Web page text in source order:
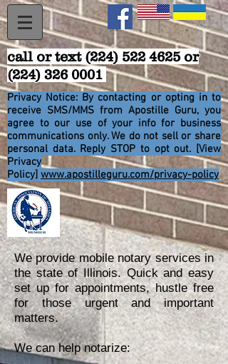
call or text (224) 522 4625or
(224) 326 0001
Privacy Notice: By contacting or opting in to
receive SMS/MMS from Apostille Guru, you
agree to our use of your info for business
communications only. We do not sell or share
personal data. Reply STOP to opt out. [View
Privacy
Policy] www.apostilleguru.com/privacy-policy
We provide mobile notary services in
the state of Illinois. Quick and easy
set up for appointments, hustle free
for those urgent and important
matters.
We can helpnotarize: